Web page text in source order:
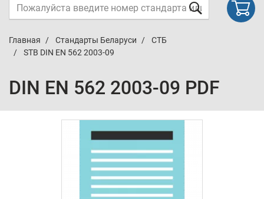
Главная Стандарты Беларуси
СТБ
STB DIN EN 562 2003-09
DIN EN 562 2003-09 PDF